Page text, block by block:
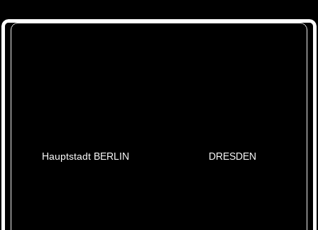
Hauptstadt BERLIN DRESDEN